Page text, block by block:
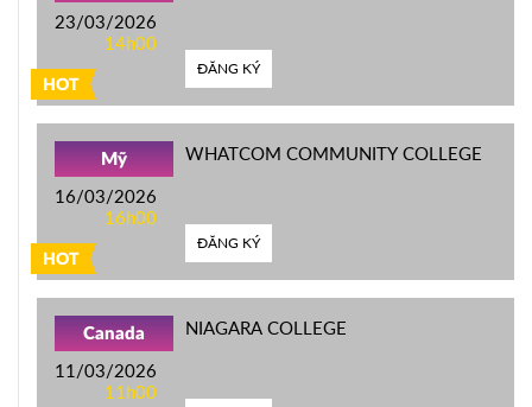
HOT
23/03/2026
14h00
ĐĂNG KÝ
HOT
Mỹ
16/03/2026
16h00
WHATCOM COMMUNITY COLLEGE
ĐĂNG KÝ
Canada
11/03/2026
11h00
NIAGARA COLLEGE